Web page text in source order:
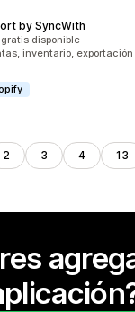
by SyncWith
gratis disponible
inventario,
2 3 4 13